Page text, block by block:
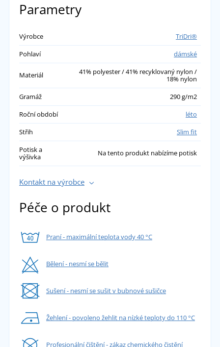
Parametry
Výrobce
TriDri®
Pohlaví
dámské
Materiál
41% polyester / 41% recyklovaný nylon /
18% nylon
Gramáž
290 g/m2
Roční období
léto
Střih
Slim fit
Potisk a
výšivka
Na tento produkt nabízíme potisk
Kontakt na výrobce
Péče o produkt
Praní - maximální teplota vody 40 °C
Bělení - nesmí se bělit
Sušení - nesmí se sušit v bubnové sušičce
Žehlení - povoleno žehlit na nízké teploty do 110 °C
Profesionální čištění - zákaz chemického čistění